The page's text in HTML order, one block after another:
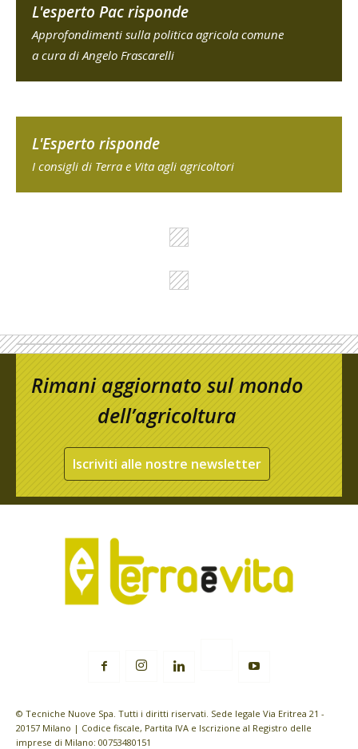
L'esperto Pac risponde
Approfondimenti sulla politica agricola comune
a cura di Angelo Frascarelli
L'Esperto risponde
I consigli di Terra e Vita agli agricoltori
Rimani aggiornato sul mondo
dell’agricoltura
Iscriviti alle nostre newsletter
© Tecniche Nuove Spa. Tutti i diritti riservati. Sede legale Via Eritrea 21 -
20157 Milano | Codice fiscale, Partita IVA e Iscrizione al Registro delle
imprese di Milano: 00753480151